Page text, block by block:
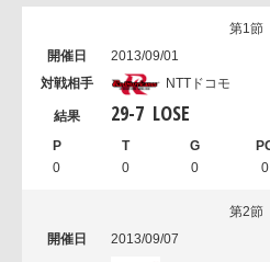
第1節
2013/09/01
NTTドコモ
29-7 LOSE
0 0 0 0
第2節
2013/09/07